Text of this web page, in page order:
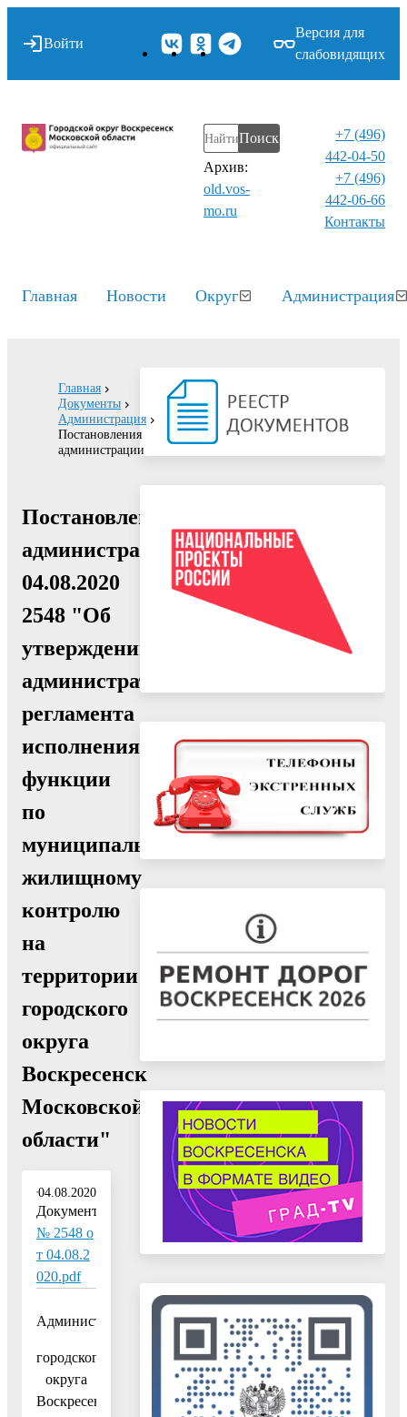
Войти
Версия для
слабовидящих
Поиск
Архив:
old.vos-
mo.ru
+7 (496)
442-04-50
+7 (496)
442-06-66
Контакты⁠
Главная Новости Округ Администрация
Главная
Документы
Администрация
Постановления
администрации
Постановление
администрации
04.08.2020
2548 "Об
утверждении
административного
регламента
исполнения
функции
по
муниципальному
жилищному
контролю
на
территории
городского
округа
Воскресенск
Московской
области"
04.08.2020
Документ:
№ 2548 о
т 04.08.2
020.pdf
Администрация
городского
округа
Воскресенск